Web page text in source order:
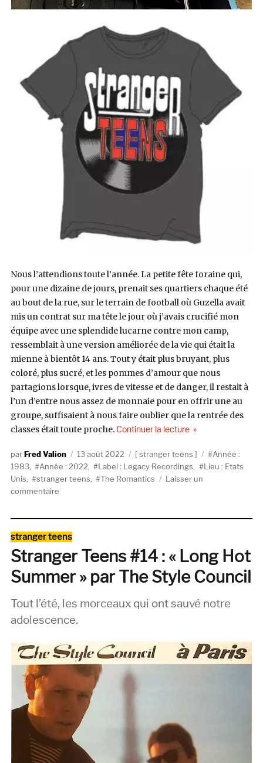
Nous l’attendions toute l’année. La petite fête foraine qui,
pour une dizaine de jours, prenait ses quartiers chaque été
au bout de la rue, sur le terrain de football où Guzella avait
mis un contrat sur ma tête le jour où j’avais crucifié mon
équipe avec une splendide lucarne contre mon camp,
ressemblait à une version améliorée de la vie qui était la
mienne à bientôt 14 ans. Tout y était plus bruyant, plus
coloré, plus sucré, et les pommes d’amour que nous
partagions lorsque, ivres de vitesse et de danger, il restait à
l’un d’entre nous assez de monnaie pour en offrir une au
groupe, suffisaient à nous faire oublier que la rentrée des
classes était toute proche. Continuer la lecturede « Stranger
AuteurFred Valion
Publié
le
13 août 2022 Catégories
stranger teens Étiquettes
Année :
1983, Année : 2022 Label : Legacy Recordings
Lieu : Etats
Unis
stranger teens The Romantics
Laisser un
commentairesur
:
« Talking
in
Your
par
Romantics
Catégories
stranger teens
Stranger Teens #14 : « Long Hot
Summer » par The Style Council
Tout l’été, les morceaux qui ont sauvé notre
adolescence.